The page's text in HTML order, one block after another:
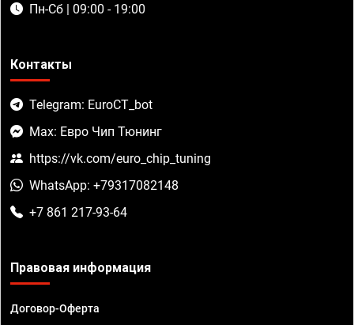
Пн-Сб | 09:00 - 19:00
Контакты
Telegram: EuroCT_bot
Max: Евро Чип Тюнинг
https://vk.com/euro_chip_tuning
WhatsApp: +79317082148
+7 861 217-93-64
Правовая информация
Договор-Оферта